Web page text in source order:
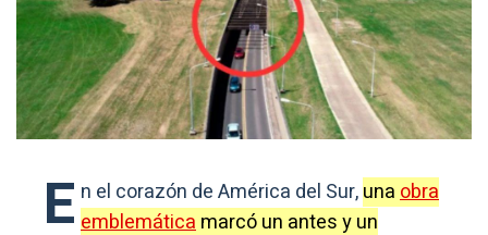
E n el corazón de América del Sur,unaobra
emblemáticamarcó un antes y un